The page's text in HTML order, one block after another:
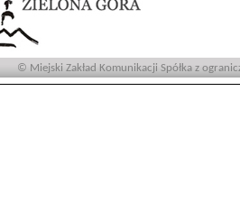
© Miejski Zakład Komunikacji Spółka z